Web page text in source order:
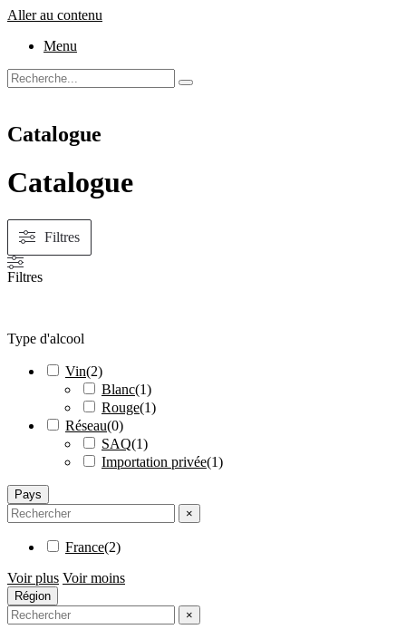
Aller au contenu
Menu
Catalogue
Catalogue
Filtres
Filtres
Type d'alcool
Vin(2)
Blanc(1)
Rouge(1)
Réseau(0)
SAQ(1)
Importation privée(1)
Pays
×
France(2)
Voir plus Voir moins
Région
×